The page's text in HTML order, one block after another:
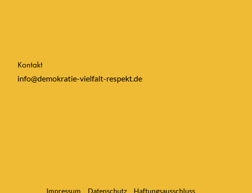
Kontakt
info@demokratie-vielfalt-respekt.de
Impressum Datenschutz Haftungsausschluss